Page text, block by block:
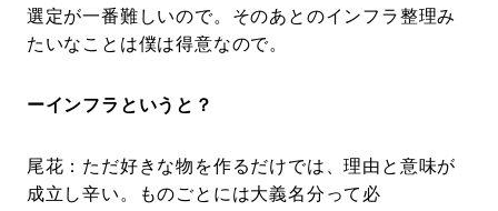
選定が一番難しいので。そのあとのインフラ整理み
たいなことは僕は得意なので。
ーインフラというと？
尾花：ただ好きな物を作るだけでは、理由と意味が
成立し辛い。ものごとには大義名分って必